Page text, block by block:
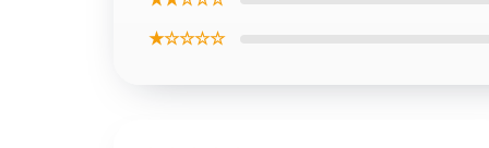
★☆☆☆☆